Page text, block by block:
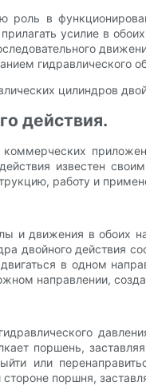
в
усилие в
гидравлического
действия.
известен
работу и
движения в обоих
двойного действия
в одном
направлении,
поршень,
или
поршня,